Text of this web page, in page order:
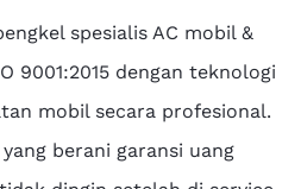
spesialis AC mobil &
9001:2015 dengan teknologi
mobil secara profesional.
berani garansi uang